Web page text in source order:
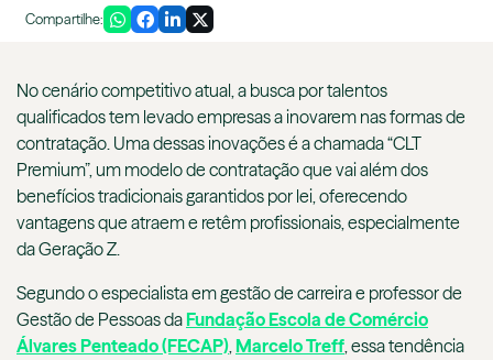
Compartilhe:
No cenário competitivo atual, a busca por talentos
qualificados tem levado empresas a inovarem nas formas de
contratação. Uma dessas inovações é a chamada “CLT
Premium”, um modelo de contratação que vai além dos
benefícios tradicionais garantidos por lei, oferecendo
vantagens que atraem e retêm profissionais, especialmente
da Geração Z.
Segundo o especialista em gestão de carreira e professor de
Gestão de Pessoas daFundação Escola de Comércio
Álvares Penteado (FECAP),Marcelo Treff, essa tendência